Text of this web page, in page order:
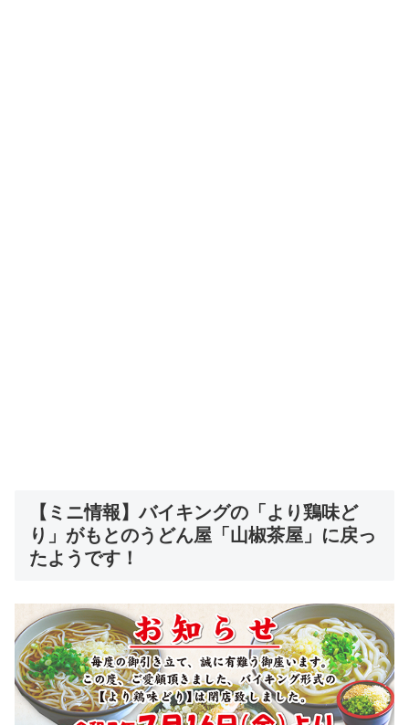
【ミニ情報】バイキングの「より鶏味ど
り」がもとのうどん屋「山椒茶屋」に戻っ
たようです！